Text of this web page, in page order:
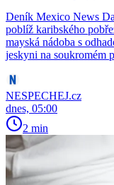
Deník Mexico News
poblíž karibského
mayská nádoba s
jeskyni na soukromém
NESPECHEJ.cz
dnes, 05:00
2 min